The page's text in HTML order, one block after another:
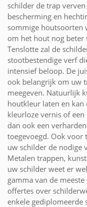
schilder de trap
bescherming en
sommige houtsoorten
om het hout nog beter
Tenslotte zal de
stootbestendige verf
intensief beloop. De
ook belangrijk om uw
meegeven. Natuurlijk
houtkleur laten en kan
kleurloze vernis of
dan ook een
toegevoegd. Ook voor
uw schilder de nodige
Metalen trappen,
uw schilder weet er
gamma van de
offertes over
enkele gediplomeerde